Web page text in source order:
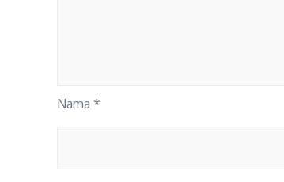
Nama *